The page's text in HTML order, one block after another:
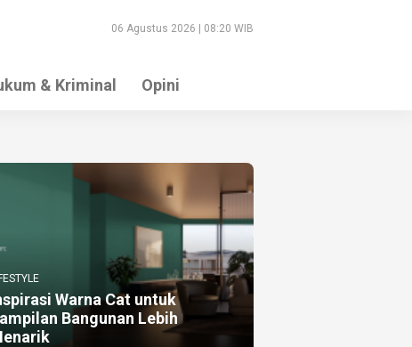
06 Agustus 2026 | 08:20 WIB
& Kriminal Opini
Warna Cat untuk
Bangunan Lebih